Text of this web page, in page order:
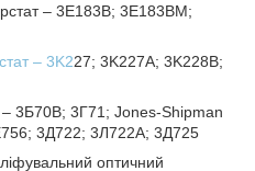
– 3Е183В; 3Е183ВМ;
– 3K227; 3K227A; 3K228B;
3Б70В; 3Г71; Jones-Shipman
3Д722; 3Л722А; 3Д725
оптичний